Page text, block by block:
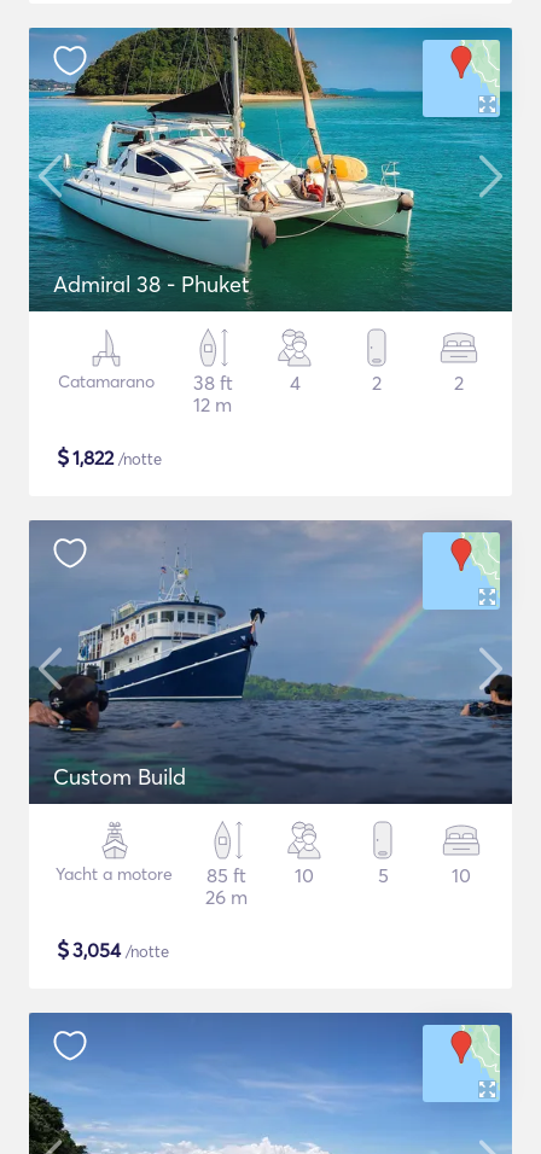
Admiral 38 - Phuket
Catamarano
38 ft
12 m
4 2 2
$1,822/notte
Custom Build
Yacht a motore
85 ft
26 m
10 5 10
$3,054/notte